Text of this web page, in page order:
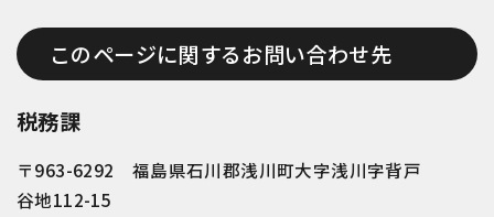
このページに関するお問い合わせ先
税務課
〒963-6292 福島県石川郡浅川町大字浅川字背戸
谷地112-15